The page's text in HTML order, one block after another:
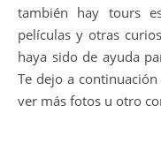
también hay tours
películas y otras
haya sido de ayuda
Te dejo a
ver más fotos u otro